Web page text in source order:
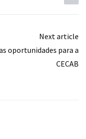
Next article
oportunidades para a
CECAB